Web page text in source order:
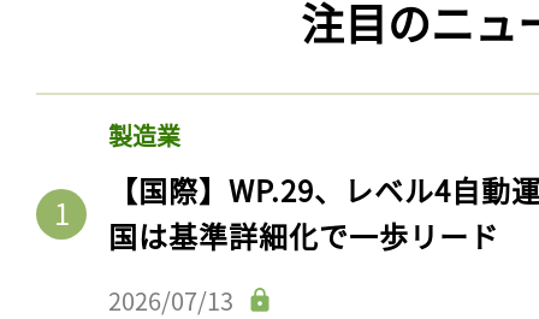
注目のニュ
製造業
【国際】WP.29、レベル4自動
国は基準詳細化で一歩リード
2026/07/13